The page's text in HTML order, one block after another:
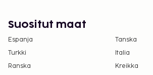
Suositut maat
Espanja
Tanska
Turkki
Italia
Ranska
Kreikka